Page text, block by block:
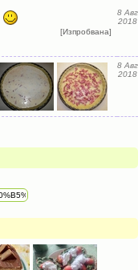
[Изпробвана]
8 Авг
2018
8 Авг
2018